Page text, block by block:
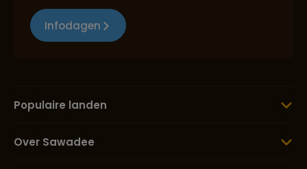
Infodagen
Populaire landen
Over Sawadee